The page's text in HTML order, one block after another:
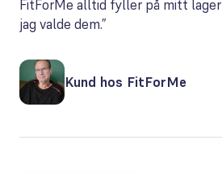
FitForMe alltid fyller på mitt lager
jag valde dem.”
Kund hos FitForMe